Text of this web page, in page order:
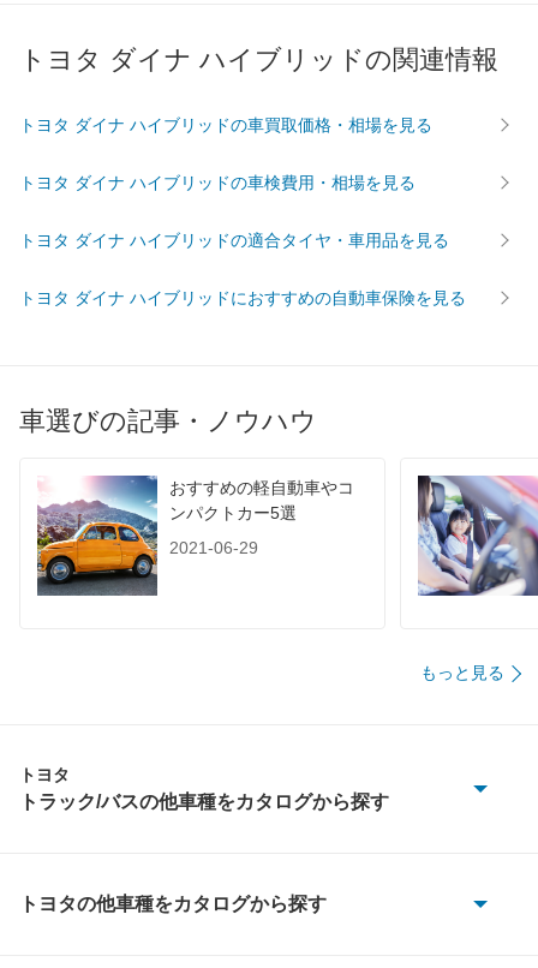
最高トルク 470 [47.9]/ 1,000 470 [47.9]/ 1,000 470
タイヤ
WLTC/市街地 - -
1015 -
60km定地 - -
装備オプション 装備詳細を見る 装備詳細を見る 装備
トヨタ ダイナ ハイブリッドの関連情報
トヨタ ダイナ ハイブリッドの車買取価格・相場を見る
トヨタ ダイナ ハイブリッドの車検費用・相場を見る
トヨタ ダイナ ハイブリッドの適合タイヤ・車用品を見る
トヨタ ダイナ ハイブリッドにおすすめの自動車保険を見る
車選びの記事・ノウハウ
おすすめの軽自動車やコ
ンパクトカー5選
2021-06-29
もっと見る
トヨタ
トラック/バスの他車種をカタログから探す
タウンエーストラック
トヨタの他車種をカタログから探す